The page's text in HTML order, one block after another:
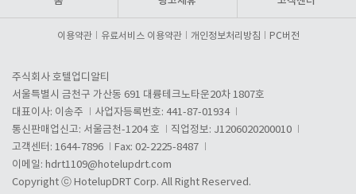
이용약관 유료서비스 이용약관 개인정보처리방침 PC버전
주식회사 호텔업디알티
서울특별시 금천구 가산동 691 대륭테크노타운20차 1807호
대표이사: 이송주
사업자등록번호: 441-87-01934
통신판매업신고: 서울금천-1204 호
직업정보: J1206020200010
고객센터: 1644-7896
Fax: 02-2225-8487
이메일: hdrt1109@hotelupdrt.com
Copyright ⓒ HotelupDRT Corp. All Right Reserved.